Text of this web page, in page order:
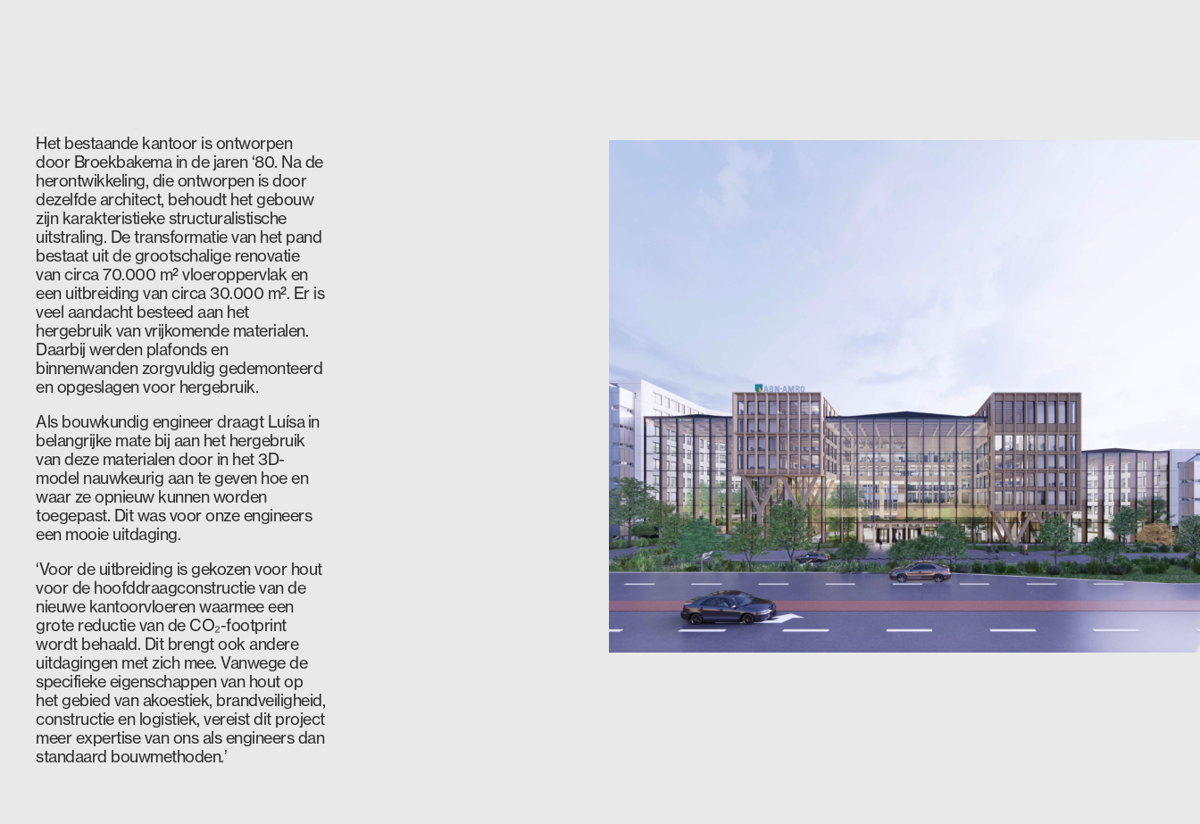
Het bestaande kantoor is ontworpen
door Broekbakema in de jaren ‘80. Na de
herontwikkeling, die ontworpen is door
dezelfde architect, behoudt het gebouw
zijn karakteristieke structuralistische
uitstraling. De transformatie van het pand
bestaat uit de grootschalige renovatie
van circa 70.000 m² vloeroppervlak en
een uitbreiding van circa 30.000 m². Er is
veel aandacht besteed aan het
hergebruik van vrijkomende materialen.
Daarbij werden plafonds en
binnenwanden zorgvuldig gedemonteerd
en opgeslagen voor hergebruik.
Als bouwkundig engineer draagt Luísa in
belangrijke mate bij aan het hergebruik
van deze materialen door in het 3D-
model nauwkeurig aan te geven hoe en
waar ze opnieuw kunnen worden
toegepast. Dit was voor onze engineers
een mooie uitdaging.
‘Voor de uitbreiding is gekozen voor hout
voor de hoofddraagconstructie van de
nieuwe kantoorvloeren waarmee een
grote reductie van de CO₂-footprint
wordt behaald. Dit brengt ook andere
uitdagingen met zich mee. Vanwege de
specifieke eigenschappen van hout op
het gebied van akoestiek, brandveiligheid,
constructie en logistiek, vereist dit project
meer expertise van ons als engineers dan
standaard bouwmethoden.’